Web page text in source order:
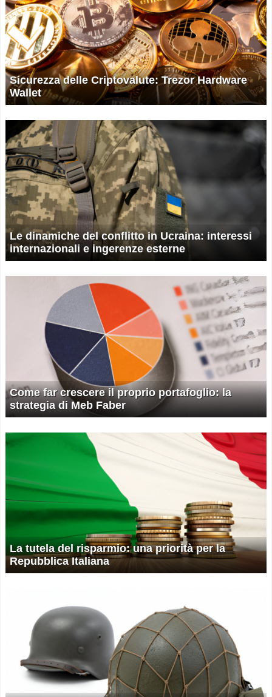
Sicurezza delle Criptovalute: Trezor Hardware
Wallet
Le dinamiche del conflitto in Ucraina: interessi
internazionali e ingerenze esterne
Come far crescere il proprio portafoglio: la
strategia di Meb Faber
La tutela del risparmio: una priorità per la
Repubblica Italiana